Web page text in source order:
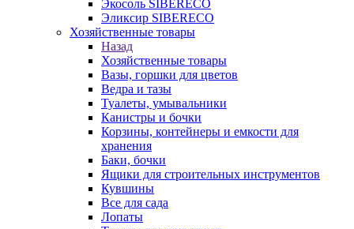
Экосоль SIBERECO
Эликсир SIBERECO
Хозяйственные товары
Назад
Хозяйственные товары
Вазы, горшки для цветов
Ведра и тазы
Туалеты, умывальники
Канистры и бочки
Корзины, контейнеры и емкости для
хранения
Баки, бочки
Ящики для строительных инструментов
Кувшины
Все для сада
Лопаты